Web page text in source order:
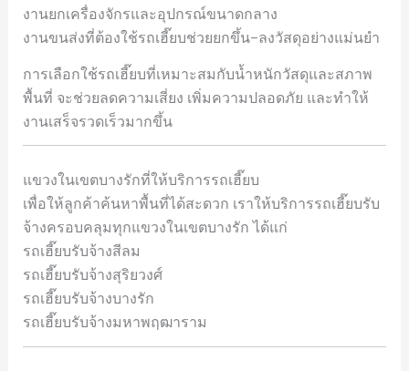
งานยกเครื่องจักรและอุปกรณ์ขนาดกลาง
งานขนส่งที่ต้องใช้รถเฮี๊ยบช่วยยกขึ้น–ลงวัสดุอย่างแม่นยำ
การเลือกใช้รถเฮี๊ยบที่เหมาะสมกับน้ำหนักวัสดุและสภาพ
พื้นที่ จะช่วยลดความเสี่ยง เพิ่มความปลอดภัย และทำให้
งานเสร็จรวดเร็วมากขึ้น
แขวงในเขตบางรักที่ให้บริการรถเฮี๊ยบ
เพื่อให้ลูกค้าค้นหาพื้นที่ได้สะดวก เราให้บริการรถเฮี๊ยบรับ
จ้างครอบคลุมทุกแขวงในเขตบางรัก ได้แก่
รถเฮี๊ยบรับจ้างสีลม
รถเฮี๊ยบรับจ้างสุริยวงศ์
รถเฮี๊ยบรับจ้างบางรัก
รถเฮี๊ยบรับจ้างมหาพฤฒาราม